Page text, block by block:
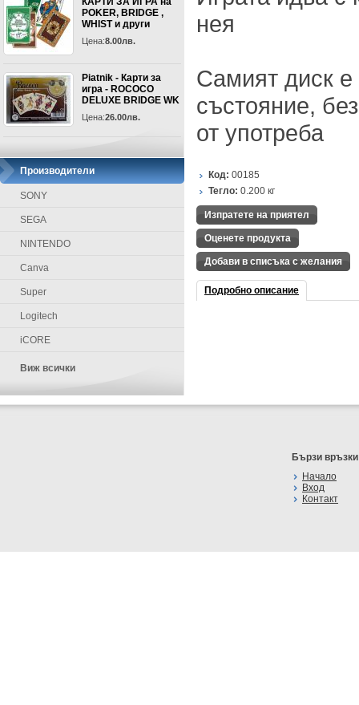
POKER, BRIDGE ,
WHIST и други
Цена:8.00лв.
Piatnik - Карти за
игра - ROCOCO
DELUXE BRIDGE WK
Цена:26.00лв.
Производители
SONY
SEGA
NINTENDO
Canva
Super
Logitech
iCORE
Виж всички
нея
Самият диск
състояние,
от употреба
Код: 00185
Тегло: 0.200 кг
Изпратете на приятел
Оценете продукта
Добави в списъка с желания
Подробно описание
Бързи връзки
Начало
Вход
Контакт